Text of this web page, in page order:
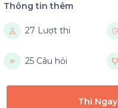
Thông tin thêm
27 Lượt thi
25 Câu hỏi
Thi Ngay